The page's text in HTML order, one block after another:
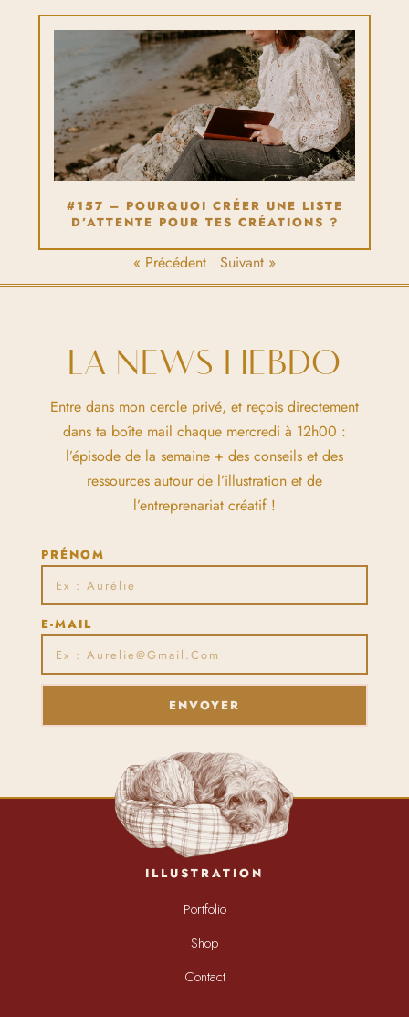
#157 – POURQUOI CRÉER UNE LISTE
D’ATTENTE POUR TES CRÉATIONS ?
« Précédent Suivant »
LA NEWS HEBDO
Entre dans mon cercle privé, et reçois directement
dans ta boîte mail chaque mercredi à 12h00 :
l’épisode de la semaine + des conseils et des
ressources autour de l’illustration et de
l’entreprenariat créatif !
PRÉNOM
E-MAIL
ENVOYER
ILLUSTRATION
Portfolio
Shop
Contact